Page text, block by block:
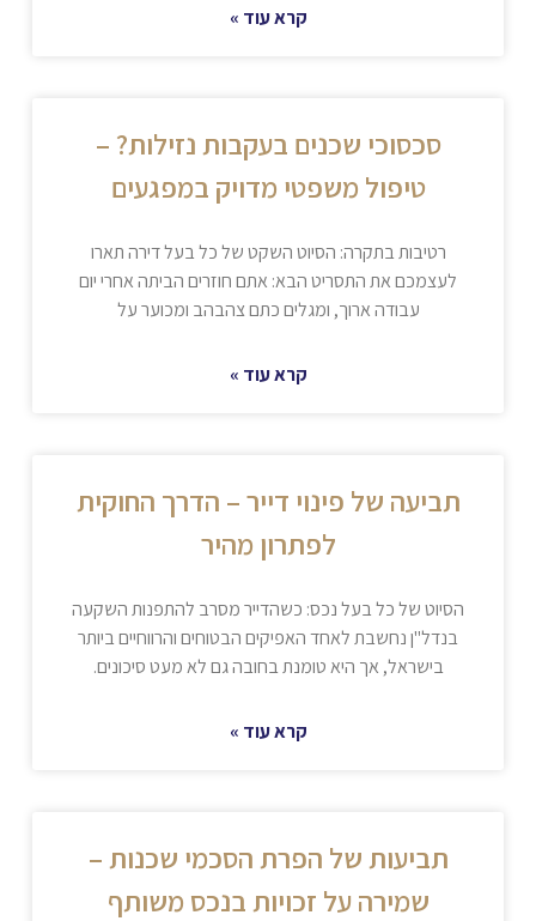
קרא עוד »
סכסוכי שכנים בעקבות נזילות? –
טיפול משפטי מדויק במפגעים
רטיבות בתקרה: הסיוט השקט של כל בעל דירה תארו
לעצמכם את התסריט הבא: אתם חוזרים הביתה אחרי יום
עבודה ארוך, ומגלים כתם צהבהב ומכוער על
קרא עוד »
תביעה של פינוי דייר – הדרך החוקית
לפתרון מהיר
הסיוט של כל בעל נכס: כשהדייר מסרב להתפנות השקעה
בנדל"ן נחשבת לאחד האפיקים הבטוחים והרווחיים ביותר
בישראל, אך היא טומנת בחובה גם לא מעט סיכונים.
קרא עוד »
תביעות של הפרת הסכמי שכנות –
שמירה על זכויות בנכס משותף